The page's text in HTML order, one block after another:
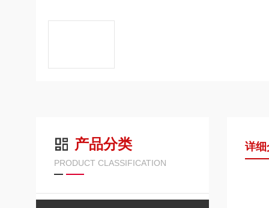
产品分类
PRODUCT CLASSIFICATION
详细